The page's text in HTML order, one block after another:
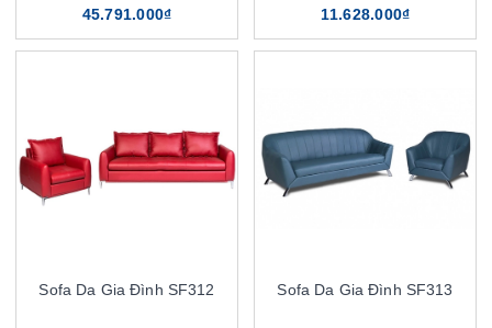
45.791.000₫ 11.628.000₫
Sofa Da Gia Đình SF312 Sofa Da Gia Đình SF313